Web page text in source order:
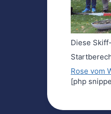
Diese
Rose vom
[php